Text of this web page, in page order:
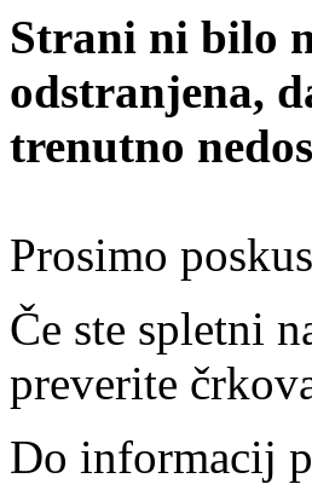
Strani ni bilo
odstranjena,
trenutno
Prosimo
Če ste spletni
preverite
Do informacij